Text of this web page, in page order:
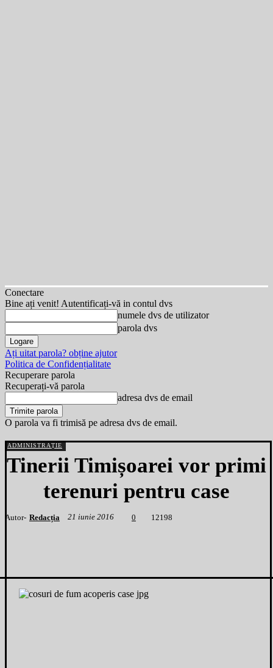
Conectare
Bine ați venit! Autentificați-vă in contul dvs
numele dvs de utilizator
parola dvs
Ați uitat parola? obține ajutor
Politica de Confidențialitate
Recuperare parola
Recuperați-vă parola
adresa dvs de email
O parola va fi trimisă pe adresa dvs de email.
ADMINISTRAȚIE
Tinerii Timișoarei vor primi
terenuri pentru case
Autor- Redacția 21 iunie 2016 0 1 2198